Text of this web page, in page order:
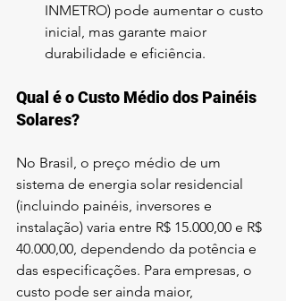
INMETRO) pode aumentar o custo
inicial, mas garante maior
durabilidade e eficiência.
Qual é o Custo Médio dos Painéis
Solares?
No Brasil, o preço médio de um
sistema de energia solar residencial
(incluindo painéis, inversores e
instalação) varia entre R$ 15.000,00 e R$
40.000,00, dependendo da potência e
das especificações. Para empresas, o
custo pode ser ainda maior,